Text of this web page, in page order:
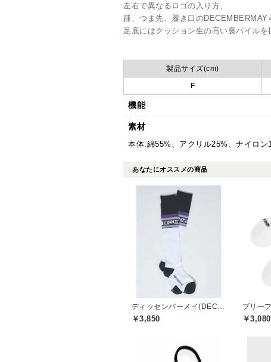
左右で異なるロゴの入り方、
踵、つま先、履き口のDECEMBERMAY
足底にはクッション生の高い裏パイル
製品サイズ(cm)
F
機能
素材
本体:綿55%、アクリル25%、ナイロン
あなたにオススメの商品
￥3,850 ￥3,080